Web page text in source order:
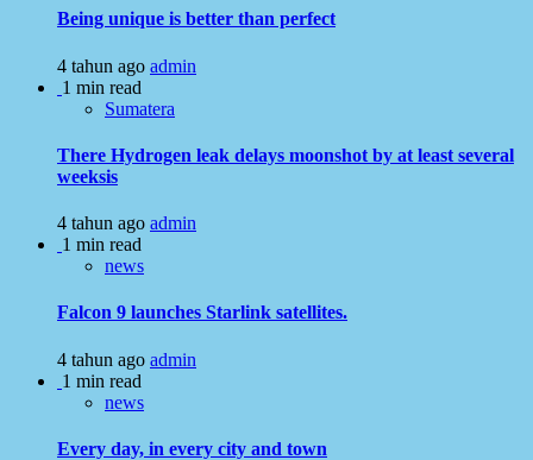
Being unique is better than perfect
4 tahun ago admin
1 min read
Sumatera
There Hydrogen leak delays moonshot by at least several
weeksis
4 tahun ago admin
1 min read
news
Falcon 9 launches Starlink satellites.
4 tahun ago admin
1 min read
news
Every day, in every city and town